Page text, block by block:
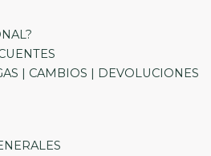
| CAMBIOS | DEVOLUCIONES